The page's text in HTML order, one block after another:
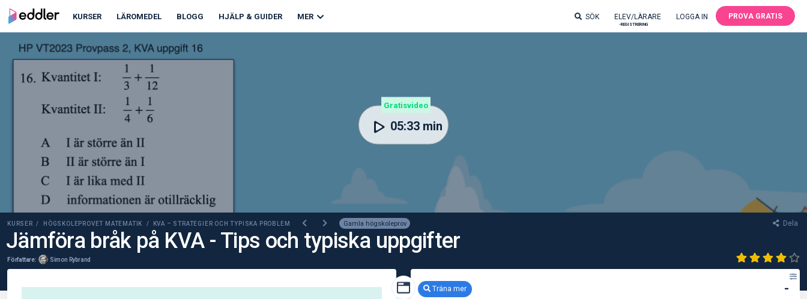
KURSER LÄROMEDEL BLOGG HJÄLP & GUIDER MER SÖK ELEV/LÄRARE
-REGISTRERING
LOGGA IN PROVA GRATIS
00:00 00:00
Dela
KURSER / HÖGSKOLEPROVET MATEMATIK / KVA – STRATEGIER OCH TYPISKA PROBLEM Gamla högskoleprov
Jämföra bråk på KVA - Tips och typiska uppgifter
Författare: Simon Rybrand
Gratisvideo
05:33 min
Träna mer -